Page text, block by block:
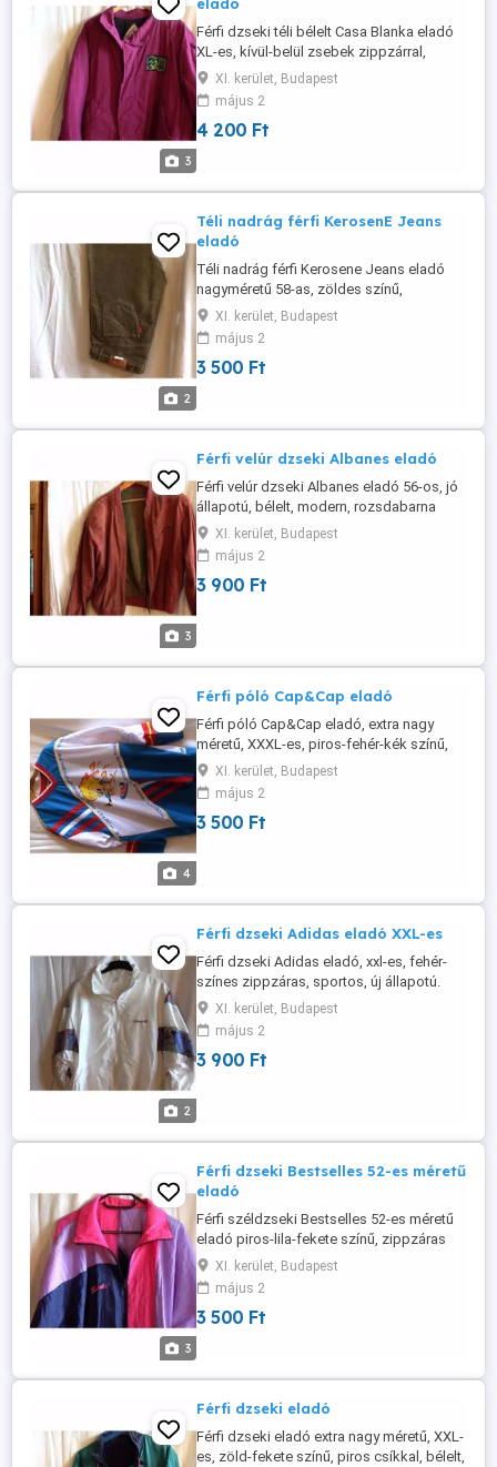
3
eladó
Férfi dzseki téli bélelt Casa Blanka eladó
XL-es, kívül-belül zsebek zippzárral,
modern, könnyű, sportos,kényelmes, lilás
színű, újszerű állapotban. Ára: 4 200 Ft
Érdeklődni: Bp, XI.ker. Tel.: 06-70-344-1512
vagysandorfarkas@citromail.hu
XI. kerület, Budapest
május 2
4 200 Ft
2
Téli nadrág férfi KerosenE Jeans
eladó
Téli nadrág férfi Kerosene Jeans eladó
nagyméretű 58-as, zöldes színű,
derékbőség 110 cm, hossza 118 cm, új
állapotú. Ára: 3 500 Ft Érdeklődni: Bp,
xi.Ker. Tel.: 06-70-344-1512 vagy
sandorfarkas@citromail.Hu
XI. kerület, Budapest
május 2
3 500 Ft
3
Férfi velúr dzseki Albanes eladó
Férfi velúr dzseki Albanes eladó 56-os, jó
állapotú, bélelt, modern, rozsdabarna
színű, zippzáras zsebekkel kívül-belül,
hossza 80 cm. Ára: 3 900 Ft Érdeklődni:
Bp, XI.ker. Tel.: 06-70-344-1512 vagy
sandorfarkas@citromail.hu
XI. kerület, Budapest
május 2
3 900 Ft
4
Férfi póló Cap&Cap eladó
Férfi póló Cap&Cap eladó, extra nagy
méretű, XXXL-es, piros-fehér-kék színű,
vastag, hossza 82 cm, a Finnországi
jéghoki világbajnokság reklámpólója. Ára:
3 500 Ft Érdeklődni: Bp, XI.ker. Tel.: 06-70-
344-1512 vagy
XI. kerület, Budapest
május 2
3 500 Ft
2
Férfi dzseki Adidas eladó XXL-es
Férfi dzseki Adidas eladó, xxl-es, fehér-
színes zippzáras, sportos, új állapotú.
Ára: 3 900 Ft Érdeklődni: Bp, xi.Ker. Tel.: 06-
70-344-1512 vagy
sandorfarkas@citromail.Hu
XI. kerület, Budapest
május 2
3 900 Ft
3
Férfi dzseki Bestselles 52-es méretű
eladó
Férfi széldzseki Bestselles 52-es méretű
eladó piros-lila-fekete színű, zippzáras
zsebekkel, új állapotú. Ára: 3 500 Ft
Érdeklődni: Bp, xi.Ker. Tel.: 06-70-344-1512
vagy
sandorfarkas@citromail.Hu
XI. kerület, Budapest
május 2
3 500 Ft
Férfi dzseki eladó
Férfi dzseki eladó extra nagy méretű, XXL-
es, zöld-fekete színű, piros csíkkal, bélelt,